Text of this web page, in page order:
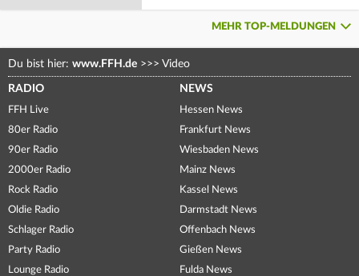
MEHR TOP-MELDUNGEN
Du bist hier: www.FFH.de >>> Video
RADIO
FFH Live
80er Radio
90er Radio
2000er Radio
Rock Radio
Oldie Radio
Schlager Radio
Party Radio
Lounge Radio
NEWS
Hessen News
Frankfurt News
Wiesbaden News
Mainz News
Kassel News
Darmstadt News
Offenbach News
Gießen News
Fulda News